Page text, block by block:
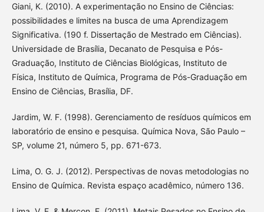
Giani, K. (2010). A experimentação no Ensino de Ciências:
possibilidades e limites na busca de uma Aprendizagem
Significativa. (190 f. Dissertação de Mestrado em Ciências).
Universidade de Brasília, Decanato de Pesquisa e Pós-
Graduação, Instituto de Ciências Biológicas, Instituto de
Física, Instituto de Química, Programa de Pós-Graduação em
Ensino de Ciências, Brasília, DF.
Jardim, W. F. (1998). Gerenciamento de resíduos químicos em
laboratório de ensino e pesquisa. Química Nova, São Paulo –
SP, volume 21, número 5, pp. 671-673.
Lima, O. G. J. (2012). Perspectivas de novas metodologias no
Ensino de Química. Revista espaço acadêmico, número 136.